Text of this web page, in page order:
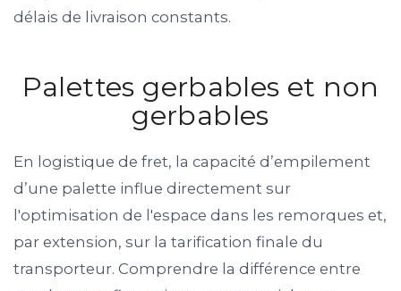
délais de livraison constants.
Palettes gerbables et non
gerbables
En logistique de fret, la capacité d’empilement
d’une palette influe directement sur
l'optimisation de l'espace dans les remorques et,
par extension, sur la tarification finale du
transporteur. Comprendre la différence entre